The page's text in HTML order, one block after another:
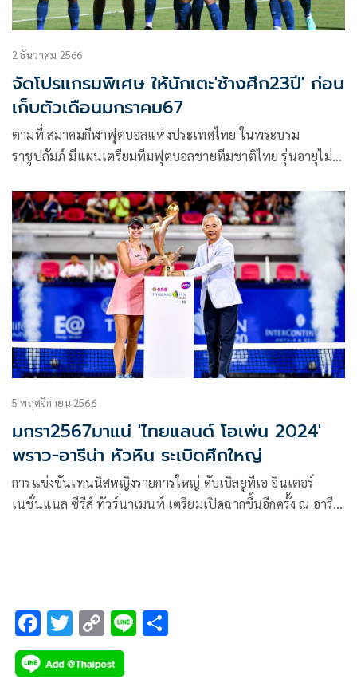
2 ธันวาคม 2566
จัดโปรแกรมพิเศษ ให้นักเตะ'ช้างศึก23ปี' ก่อน
เก็บตัวเดือนมกราคม67
ตามที่ สมาคมกีฬาฟุตบอลแห่งประเทศไทย ในพระบรม
ราชูปถัมภ์ มีแผนเตรียมทีมฟุตบอลชายทีมชาติไทย รุ่นอายุไม่
แข่งขันฟุตบอลชิงแชมป์เอเชีย รุ่นอายุไม่เกิน 23 ปี รอบสุดท้าย
ที่ประเทศกาตาร์ ในช่วงเดือนเมษายน ปีหน้า
5 พฤศจิกายน 2566
มกรา2567มาแน่ 'ไทยแลนด์ โอเพ่น 2024'
พราว-อารีน่า หัวหิน ระเบิดศึกใหญ่
การแข่งขันเทนนิสหญิงรายการใหญ่ ดับเบิลยูทีเอ อินเตอร์
เนชั่นแนล ซีรีส์ ทัวร์นาเมนท์ เตรียมเปิดฉากขึ้นอีกครั้ง ณ อารี
F
ac
e
T
wi
tt
C
o
p
Li